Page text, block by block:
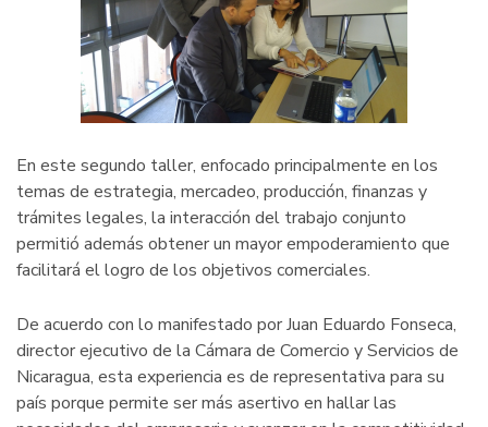
En este segundo taller, enfocado principalmente en los
temas de estrategia, mercadeo, producción, finanzas y
trámites legales, la interacción del trabajo conjunto
permitió además obtener un mayor empoderamiento que
facilitará el logro de los objetivos comerciales.
De acuerdo con lo manifestado por Juan Eduardo Fonseca,
director ejecutivo de la Cámara de Comercio y Servicios de
Nicaragua, esta experiencia es de representativa para su
país porque permite ser más asertivo en hallar las